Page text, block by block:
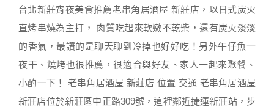
台北新莊宵夜美食推薦老串角居酒屋 新莊店，以日式炭火
直烤串燒為主打， 肉質吃起來軟嫩不乾柴，還有炭火淡淡
的香氣，最讚的是聊天聊到冷掉也好好吃！另外午仔魚一
夜干、燒烤也很推薦，很適合與好友、家人一起來聚餐、
小酌一下！ 老串角居酒屋 新莊店 位置 交通 老串角居酒屋
新莊店位於新莊區中正路309號，這裡鄰近捷運新莊站，步